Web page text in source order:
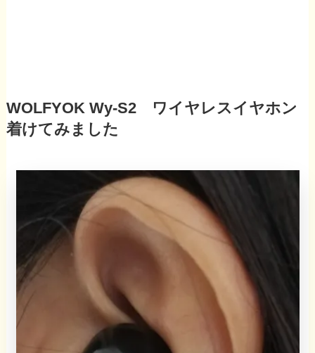
WOLFYOK Wy-S2 ワイヤレスイヤホン
着けてみました